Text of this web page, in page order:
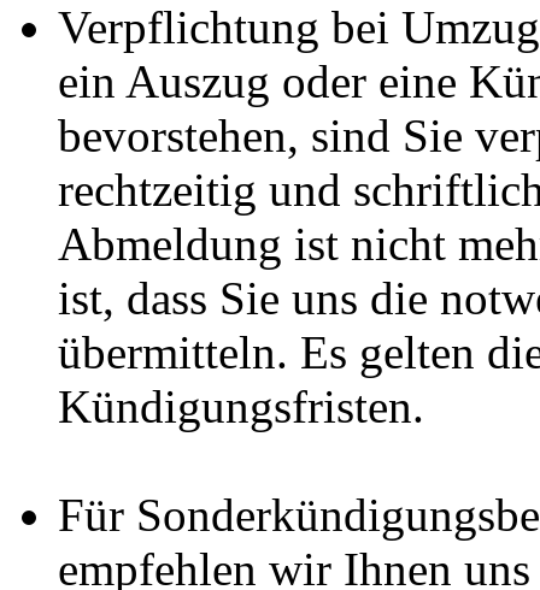
Verpflichtung bei
ein Auszug oder eine
bevorstehen, sind Sie
rechtzeitig und
Abmeldung ist nicht
ist, dass Sie uns die
übermitteln. Es gelten
Kündigungsfristen.
Für
empfehlen wir Ihnen